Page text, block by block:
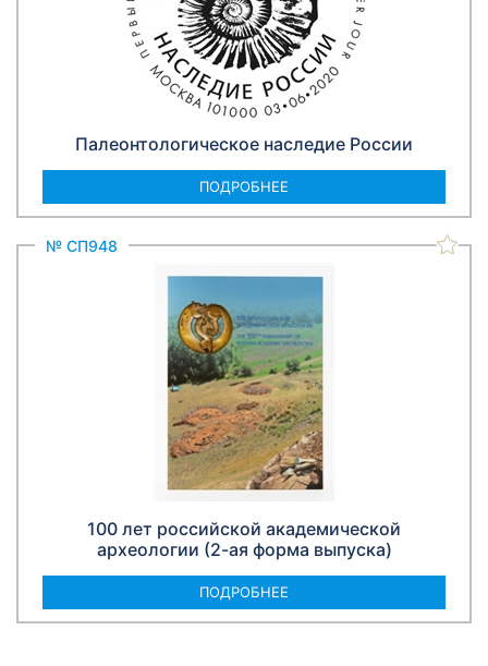
Палеонтологическое наследие России
ПОДРОБНЕЕ
№ СП948
100 лет российской академической
археологии (2-ая форма выпуска)
ПОДРОБНЕЕ